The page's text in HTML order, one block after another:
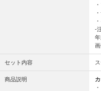
-
セット内容
商品説明